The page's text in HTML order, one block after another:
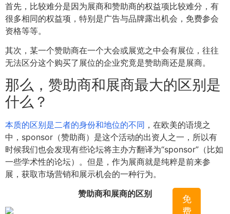
免
费
首先，比较难分是因为展商和赞助商的权益项比较难分，有
很多相同的权益项，特别是广告与品牌露出机会，免费参会
资格等等。
其次，某一个赞助商在一个大会或展览之中会有展位，往往
无法区分这个购买了展位的企业究竟是赞助商还是展商。
那么，赞助商和展商最大的区别是
什么？
本质的区别是二者的身份和地位的不同 ，在欧美的语境之
中，sponsor（赞助商）是这个活动的出资人之一，所以有
时候我们也会发现有些论坛将主办方翻译为“sponsor”（比如
一些学术性的论坛）。但是，作为展商就是纯粹是前来参
展，获取市场营销和展示机会的一种行为。
赞助商和展商的区别